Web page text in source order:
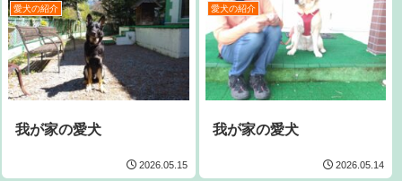
愛犬の紹介
我が家の愛犬
2026.05.15
愛犬の紹介
我が家の愛犬
2026.05.14